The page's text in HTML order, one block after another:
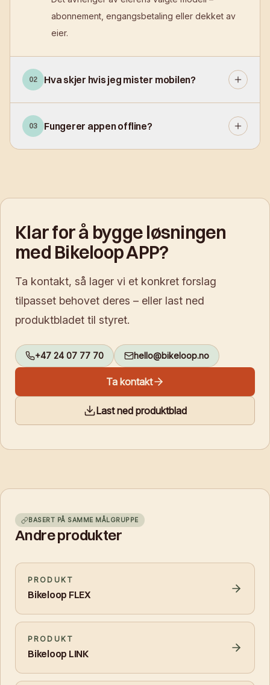
abonnement, engangsbetaling eller dekket av
eier.
02 Hva skjer hvis jeg mister mobilen?
03 Fungerer appen offline?
Klar for å bygge løsningen
med Bikeloop APP?
Ta kontakt, så lager vi et konkret forslag
tilpasset behovet deres – eller last ned
produktbladet til styret.
+47 24 07 77 70 hello@bikeloop.no
Ta kontakt
Last ned produktblad
BASERT PÅ SAMME MÅLGRUPPE
Andre produkter
PRODUKT
Bikeloop FLEX
PRODUKT
Bikeloop LINK